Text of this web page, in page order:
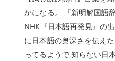
かになる。 『新明解国語
NHK『日本語再発見』の
に日本語の奥深さを伝え
ってるようで 知らない日